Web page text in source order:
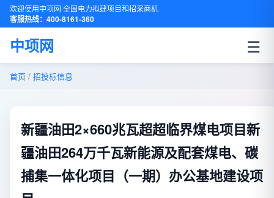
欢迎使用中项网·全国电力拟建项目和招采商机
客服热线：400-8161-360
中项网 ☰
首页 / 招投标信息
新疆油田2×660兆瓦超超临界煤电项目新
疆油田264万千瓦新能源及配套煤电、碳
捕集一体化项目（一期）办公基地建设项